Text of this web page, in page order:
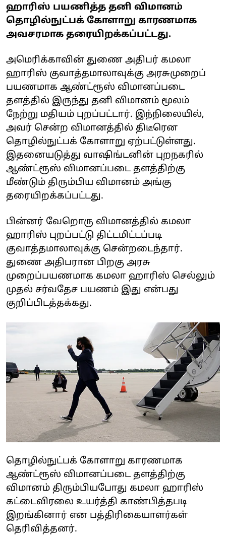
ஹாரிஸ் பயணித்த தனி விமானம்
தொழில்நுட்பக் கோளாறு காரணமாக
அவசரமாக தரையிறக்கப்பட்டது.
அமெரிக்காவின் துணை அதிபர் கமலா
ஹாரிஸ் குவாத்தமாலாவுக்கு அரசுமுறைப்
பயணமாக ஆண்ட்ரூஸ் விமானப்படை
தளத்தில் இருந்து தனி விமானம் மூலம்
நேற்று மதியம் புறப்பட்டார். இந்நிலையில்,
அவர் சென்ற விமானத்தில் திடீரென
தொழில்நுட்பக் கோளாறு ஏற்பட்டுள்ளது.
இதனையடுத்து வாஷிங்டனின் புறநகரில்
ஆண்ட்ரூஸ் விமானப்படை தளத்திற்கு
மீண்டும் திரும்பிய விமானம் அங்கு
தரையிறக்கப்பட்டது.
பின்னர் வேறொரு விமானத்தில் கமலா
ஹாரிஸ் புறப்பட்டு திட்டமிட்டப்படி
குவாத்தமாலாவுக்கு சென்றடைந்தார்.
துணை அதிபரான பிறகு அரசு
முறைப்பயணமாக கமலா ஹாரிஸ் செல்லும்
முதல் சர்வதேச பயணம் இது என்பது
குறிப்பிடத்தக்கது.
தொழில்நுட்பக் கோளாறு காரணமாக
ஆண்ட்ரூஸ் விமானப்படை தளத்திற்கு
விமானம் திரும்பியபோது கமலா ஹாரிஸ்
கட்டைவிரலை உயர்த்தி காண்பித்தபடி
இறங்கினார் என பத்திரிகையாளர்கள்
தெரிவித்தனர்.